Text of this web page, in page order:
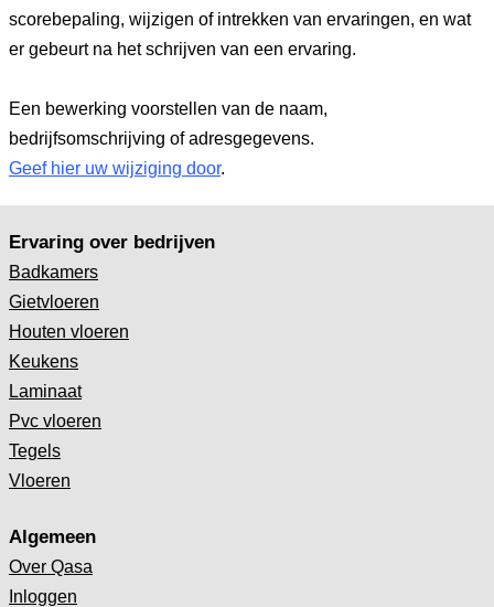
scorebepaling, wijzigen of intrekken van ervaringen, en wat
er gebeurt na het schrijven van een ervaring.
Een bewerking voorstellen van de naam,
bedrijfsomschrijving of adresgegevens.
Geef hier uw wijziging door.
Ervaring over bedrijven
Badkamers
Gietvloeren
Houten vloeren
Keukens
Laminaat
Pvc vloeren
Tegels
Vloeren
Algemeen
Over Qasa
Inloggen